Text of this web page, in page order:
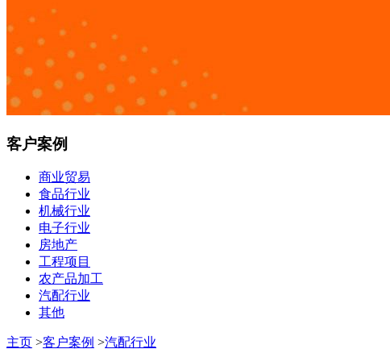
客户案例
商业贸易
食品行业
机械行业
电子行业
房地产
工程项目
农产品加工
汽配行业
其他
主页 >客户案例 >汽配行业